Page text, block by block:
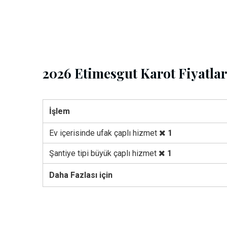
2026 Etimesgut Karot
İşlem
Ev içerisinde ufak çaplı hizmet 1
Şantiye tipi büyük çaplı hizmet 1
Daha Fazlası için